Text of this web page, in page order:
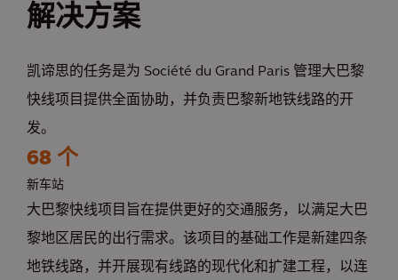
解决方案
凯谛思的任务是为 Société du Grand Paris 管理大巴黎
快线项目提供全面协助，并负责巴黎新地铁线路的开
发。
68 个
新车站
大巴黎快线项目旨在提供更好的交通服务，以满足大巴
黎地区居民的出行需求。该项目的基础工作是新建四条
地铁线路，并开展现有线路的现代化和扩建工程，以连